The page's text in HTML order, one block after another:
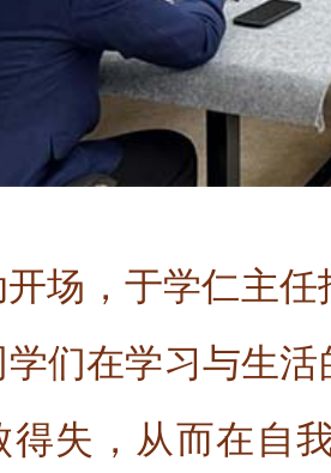
场，于学仁主
们在学习与生
得失，从而在自